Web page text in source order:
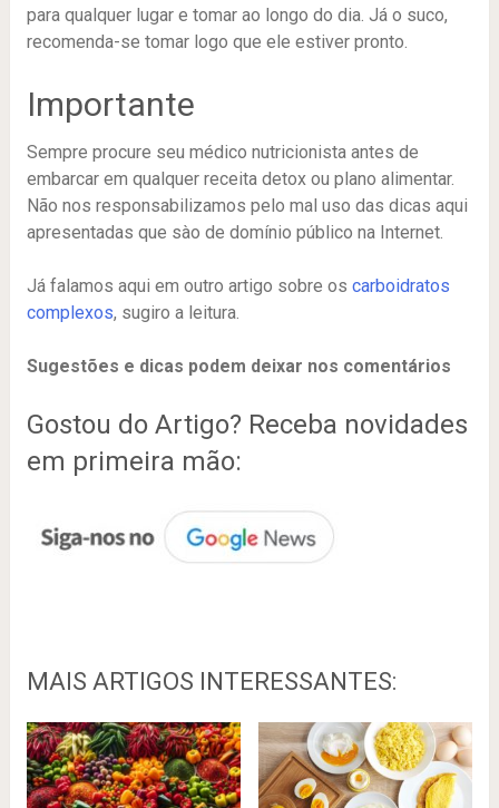
para qualquer lugar e tomar ao longo do dia. Já o suco,
recomenda-se tomar logo que ele estiver pronto.
Importante
Sempre procure seu médico nutricionista antes de
embarcar em qualquer receita detox ou plano alimentar.
Não nos responsabilizamos pelo mal uso das dicas aqui
apresentadas que sào de domínio público na Internet.
Já falamos aqui em outro artigo sobre os carboidratos
complexos, sugiro a leitura.
Sugestões e dicas podem deixar nos comentários
Gostou do Artigo? Receba novidades
em primeira mão:
MAIS ARTIGOS INTERESSANTES: